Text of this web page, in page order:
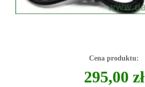
Cena produktu:
295,00 zł